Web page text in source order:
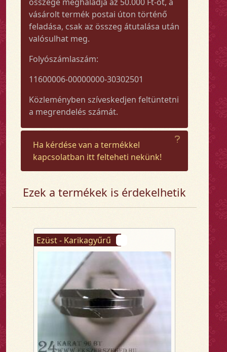
vásárolt termék postai úton történő
feladása, csak az összeg átutalása után
valósulhat meg.
Folyószámlaszám:
11600006-00000000-30302501
Közleményben szíveskedjen feltüntetni
a megrendelés számát.
Ha kérdése van a termékkel
kapcsolatban itt felteheti nekünk!
Ezek a termékek is érdekelhetik
Ezüst - Karikagyűrű